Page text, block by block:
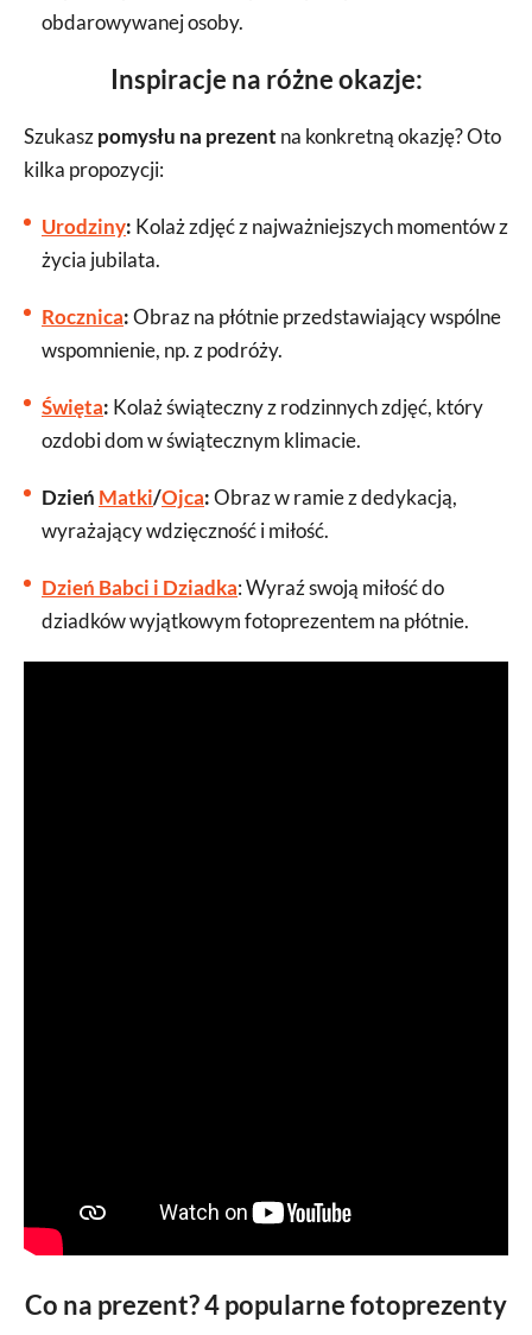
obdarowywanej osoby.
Inspiracje na różne okazje:
Szukaszpomysłu na prezent na konkretną okazję? Oto
kilka propozycji:
Urodziny: Kolaż zdjęć z najważniejszych momentów z
życia jubilata.
Rocznica:Obraz na płótnie przedstawiający wspólne
wspomnienie, np. z podróży.
Święta: Kolaż świąteczny z rodzinnych zdjęć, który
ozdobi dom w świątecznym klimacie.
Dzień Matki/Ojca:Obraz w ramie z dedykacją,
wyrażający wdzięczność i miłość.
Dzień Babci i Dziadka: Wyraź swoją miłość do
dziadków wyjątkowym fotoprezentem na płótnie.
Co na prezent? 4 popularne fotoprezenty